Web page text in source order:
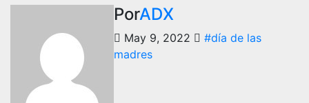
PorADX
May 9, 2022
#día de las
madres